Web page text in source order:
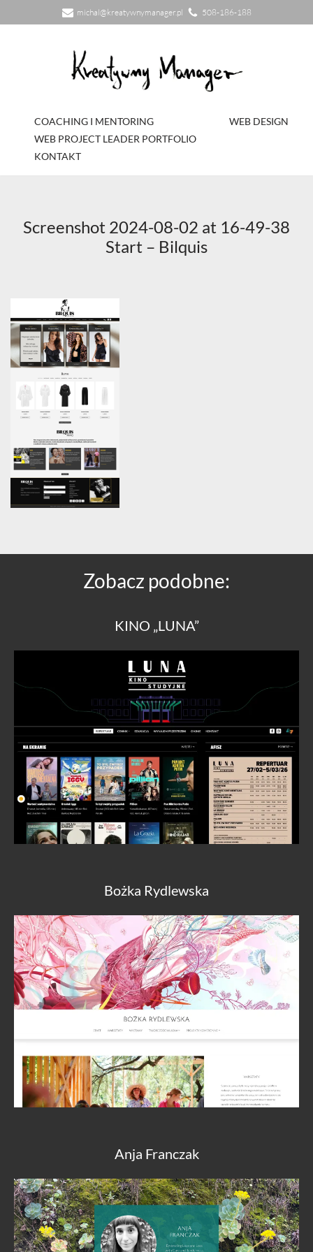
michal@kreatywnymanager.pl 508-186-188
COACHING I MENTORING
WEB DESIGN
WEB PROJECT LEADER PORTFOLIO
KONTAKT
Screenshot 2024-08-02 at 16-49-38
Start – Bilquis
Zobacz podobne:
KINO „LUNA”
Bożka Rydlewska
Anja Franczak